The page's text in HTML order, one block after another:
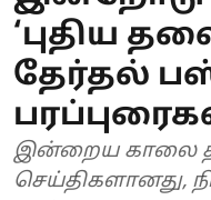
‘புதிய
தேர்தல்
இன்றைய காலை
செய்திகளானது,